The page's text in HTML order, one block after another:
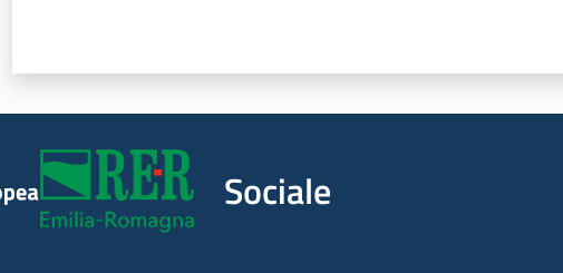
Sociale